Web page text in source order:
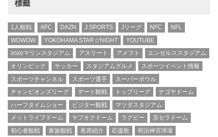
標籤
1人観戦 AFC DAZN J SPORTS Jリーグ NFC
NFL
WOWOW
YOKOHAMA STAR☆NIGHT
YOUTUBE
zozoマリンスタジアム
アスリート アメフト
エンゼルススタジアム
オリンピック
サッカー スタジアムグルメ
スポーツイベント情報
スポーツチャンネル
スポーツ選手
スーパーボウル
チャンピオンズリーグ
デート観戦 トップリーグ
ナゴヤドーム
ハーフタイムショー
ビジター観戦
マツダスタジアム
メットライフドーム
ヤフオクドーム ラグビー
京セラドーム
初心者観戦
家族観戦 座席紹介 応援歌
明治神宮球場